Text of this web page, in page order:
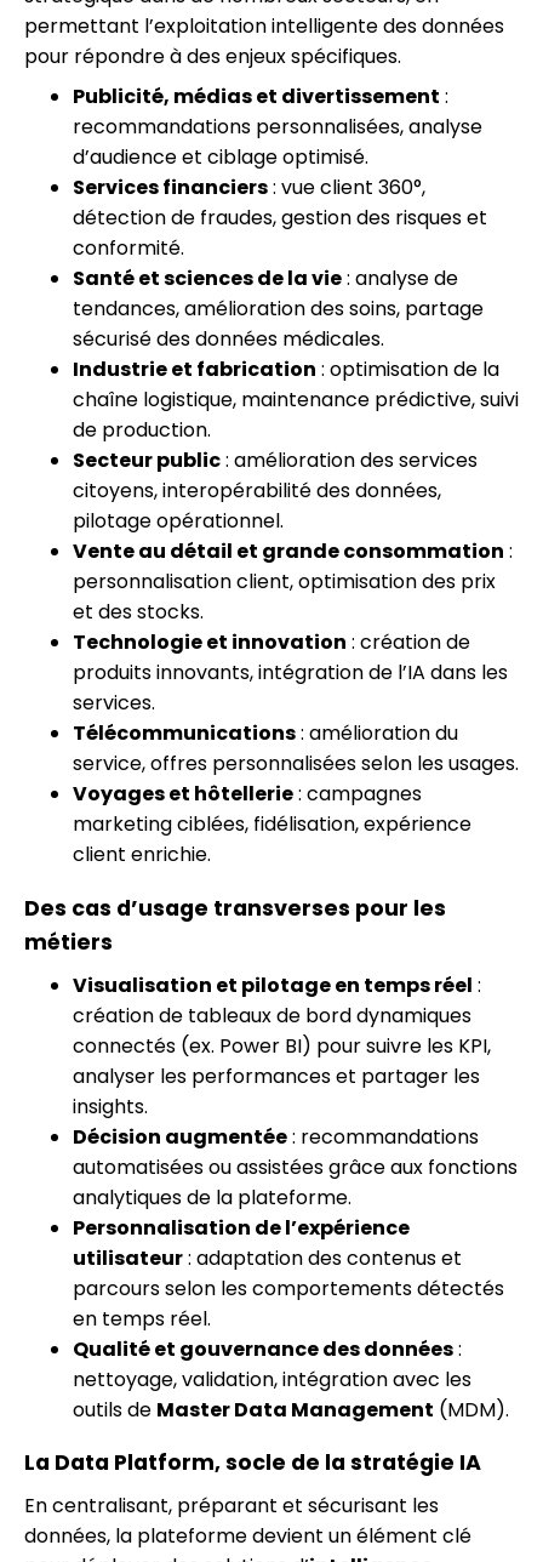
permettant l’exploitation intelligente des données
pour répondre à des enjeux spécifiques.
Publicité, médias et divertissement :
recommandations personnalisées, analyse
d’audience et ciblage optimisé.
Services financiers: vue client 360°,
détection de fraudes, gestion des risques et
conformité.
Santé et sciences de la vie: analyse de
tendances, amélioration des soins, partage
sécurisé des données médicales.
Industrie et fabrication : optimisation de la
chaîne logistique, maintenance prédictive, suivi
de production.
Secteur public: amélioration des services
citoyens, interopérabilité des données,
pilotage opérationnel.
Vente au détail et grande consommation :
personnalisation client, optimisation des prix
et des stocks.
Technologie et innovation : création de
produits innovants, intégration de l’IA dans les
services.
Télécommunications: amélioration du
service, offres personnalisées selon les usages.
Voyages et hôtellerie: campagnes
marketing ciblées, fidélisation, expérience
client enrichie.
Des cas d’usage transverses pour les
métiers
Visualisation et pilotage en temps réel :
création de tableaux de bord dynamiques
connectés (ex. Power BI) pour suivre les KPI,
analyser les performances et partager les
insights.
Décision augmentée: recommandations
automatisées ou assistées grâce aux fonctions
analytiques de la plateforme.
Personnalisation de l’expérience
utilisateur: adaptation des contenus et
parcours selon les comportements détectés
en temps réel.
Qualité et gouvernance des données:
nettoyage, validation, intégration avec les
outils de Master Data Management (MDM).
La Data Platform, socle de la stratégie IA
En centralisant, préparant et sécurisant les
données, la plateforme devient un élément clé